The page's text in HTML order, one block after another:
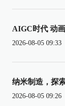
AIGC时代 动
2026-08-05 09:33
纳米制造，探
2026-08-05 09:26